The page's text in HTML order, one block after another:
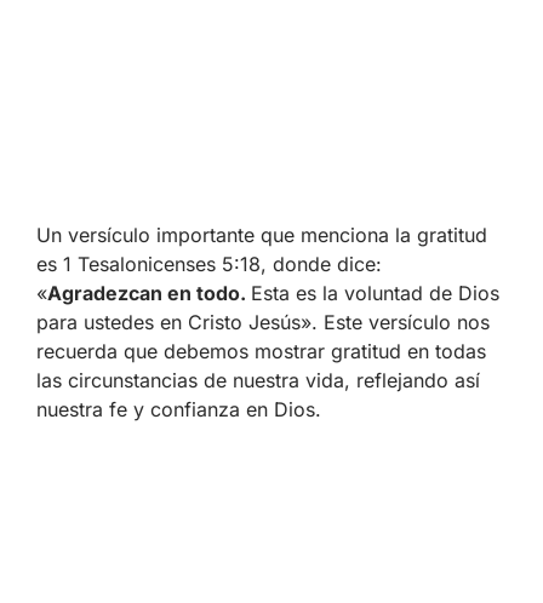
Un versículo importante que menciona la gratitud
es 1 Tesalonicenses 5:18, donde dice:
«Agradezcan en todo. Esta es la voluntad de Dios
para ustedes en Cristo Jesús». Este versículo nos
recuerda que debemos mostrar gratitud en todas
las circunstancias de nuestra vida, reflejando así
nuestra fe y confianza en Dios.